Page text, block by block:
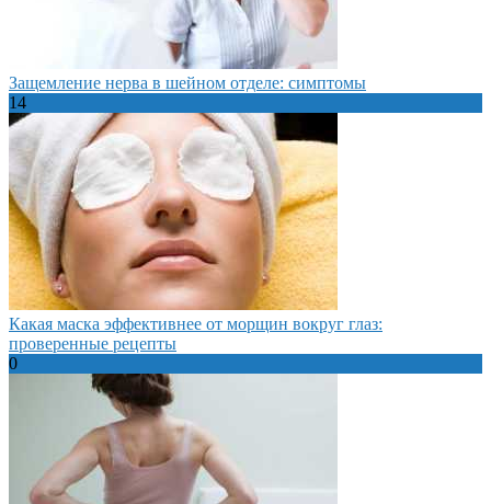
Защемление нерва в шейном отделе: симптомы
14
Какая маска эффективнее от морщин вокруг глаз:
проверенные рецепты
0